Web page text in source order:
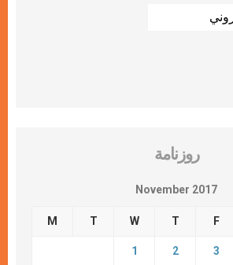
روزنامة
November 2017
M T W T F
1 2 3